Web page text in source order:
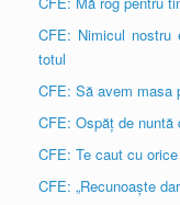
CFE: Nimicul
totul
CFE: Să avem masa
CFE: Ospăț de nuntă
CFE: Te caut cu
CFE: „Recunoaște